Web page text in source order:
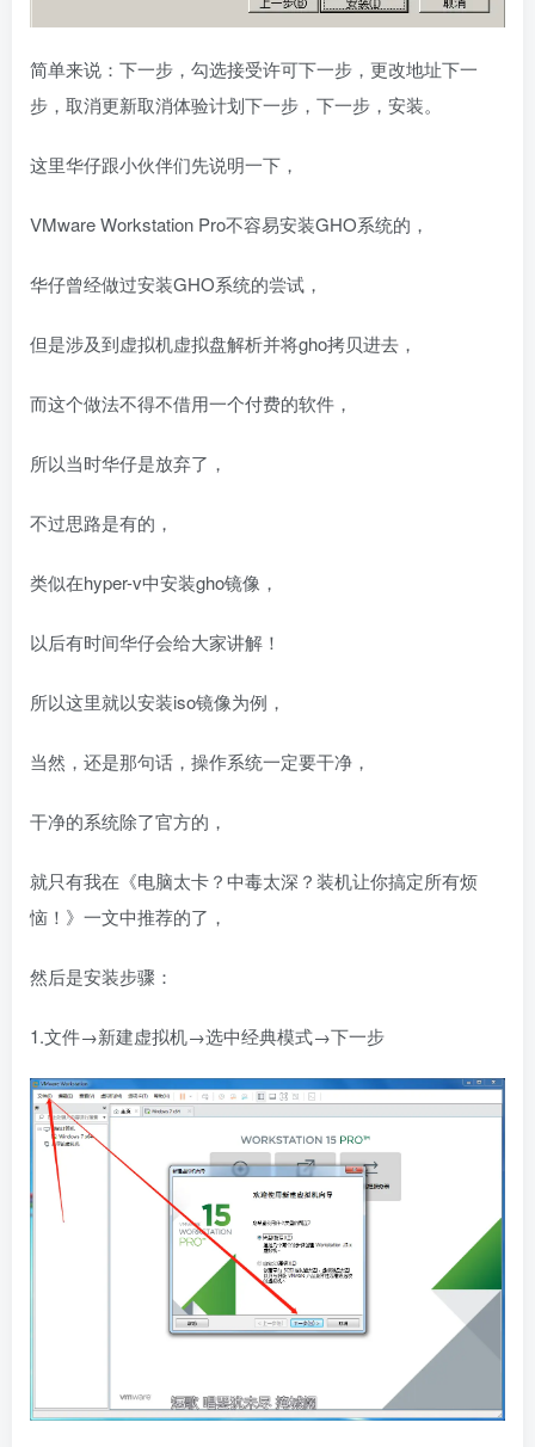
简单来说：下一步，勾选接受许可下一步，更改地址下一
步，取消更新取消体验计划下一步，下一步，安装。
这里华仔跟小伙伴们先说明一下，
VMware Workstation Pro不容易安装GHO系统的，
华仔曾经做过安装GHO系统的尝试，
但是涉及到虚拟机虚拟盘解析并将gho拷贝进去，
而这个做法不得不借用一个付费的软件，
所以当时华仔是放弃了，
不过思路是有的，
类似在hyper-v中安装gho镜像，
以后有时间华仔会给大家讲解！
所以这里就以安装iso镜像为例，
当然，还是那句话，操作系统一定要干净，
干净的系统除了官方的，
就只有我在《电脑太卡？中毒太深？装机让你搞定所有烦
恼！》一文中推荐的了，
然后是安装步骤：
1.文件→新建虚拟机→选中经典模式→下一步